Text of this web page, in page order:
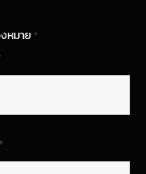
หมาย*
*